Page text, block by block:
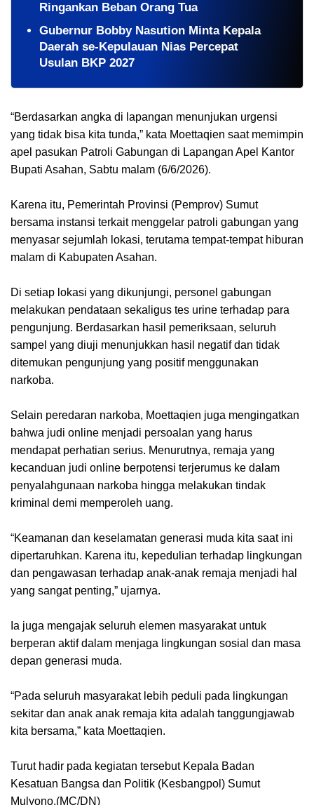
Ringankan Beban Orang Tua
Gubernur Bobby Nasution Minta Kepala
Daerah se-Kepulauan Nias Percepat
Usulan BKP 2027
“Berdasarkan angka di lapangan menunjukan urgensi
yang tidak bisa kita tunda,” kata Moettaqien saat memimpin
apel pasukan Patroli Gabungan di Lapangan Apel Kantor
Bupati Asahan, Sabtu malam (6/6/2026).
Karena itu, Pemerintah Provinsi (Pemprov) Sumut
bersama instansi terkait menggelar patroli gabungan yang
menyasar sejumlah lokasi, terutama tempat-tempat hiburan
malam di Kabupaten Asahan.
Di setiap lokasi yang dikunjungi, personel gabungan
melakukan pendataan sekaligus tes urine terhadap para
pengunjung. Berdasarkan hasil pemeriksaan, seluruh
sampel yang diuji menunjukkan hasil negatif dan tidak
ditemukan pengunjung yang positif menggunakan
narkoba.
Selain peredaran narkoba, Moettaqien juga mengingatkan
bahwa judi online menjadi persoalan yang harus
mendapat perhatian serius. Menurutnya, remaja yang
kecanduan judi online berpotensi terjerumus ke dalam
penyalahgunaan narkoba hingga melakukan tindak
kriminal demi memperoleh uang.
“Keamanan dan keselamatan generasi muda kita saat ini
dipertaruhkan. Karena itu, kepedulian terhadap lingkungan
dan pengawasan terhadap anak-anak remaja menjadi hal
yang sangat penting,” ujarnya.
Ia juga mengajak seluruh elemen masyarakat untuk
berperan aktif dalam menjaga lingkungan sosial dan masa
depan generasi muda.
“Pada seluruh masyarakat lebih peduli pada lingkungan
sekitar dan anak anak remaja kita adalah tanggungjawab
kita bersama,” kata Moettaqien.
Turut hadir pada kegiatan tersebut Kepala Badan
Kesatuan Bangsa dan Politik (Kesbangpol) Sumut
Mulyono.(MC/DN)